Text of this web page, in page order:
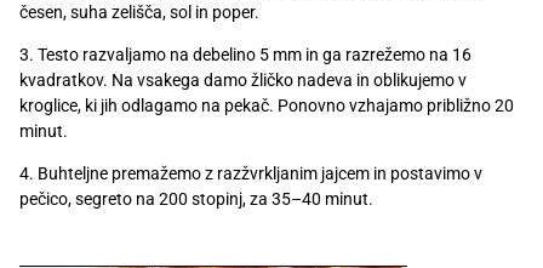
česen, suha zelišča, sol in poper.
3. Testo razvaljamo na debelino 5 mm in ga razrežemo na 16
kvadratkov. Na vsakega damo žličko nadeva in oblikujemo v
kroglice, ki jih odlagamo na pekač. Ponovno vzhajamo približno 20
minut.
4. Buhteljne premažemo z razžvrkljanim jajcem in postavimo v
pečico, segreto na 200 stopinj, za 35–40 minut.